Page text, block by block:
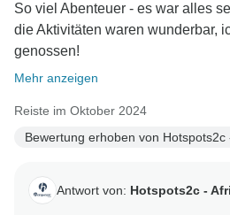
würden uns freuen, wenn Sie
einem längeren Abenteuer
Herzliche Grüße aus Südafrika,
So viel Abenteuer - es war alles
die Aktivitäten waren wunderbar,
genossen!
Mehr anzeigen
Reiste im Oktober 2024
Bewertung erhoben von
Antwort von: Hotspots2c -